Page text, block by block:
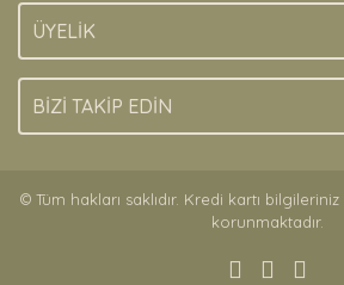
ÜYELİK
BİZİ TAKİP EDİN
© Tüm hakları saklıdır. Kredi kartı
korunmaktadır.